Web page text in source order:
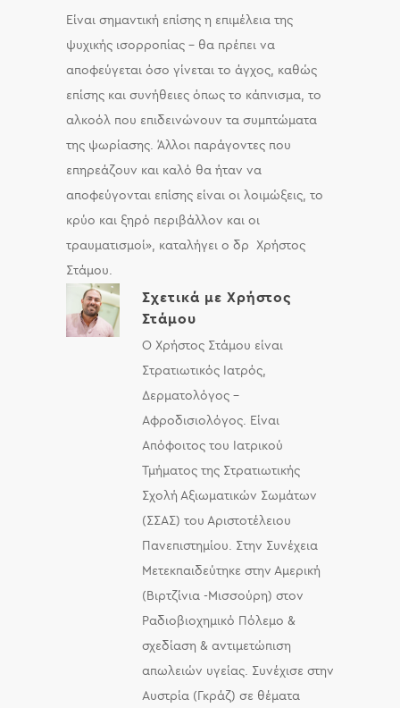
Είναι σημαντική επίσης η επιμέλεια της
ψυχικής ισορροπίας – θα πρέπει να
αποφεύγεται όσο γίνεται το άγχος, καθώς
επίσης και συνήθειες όπως το κάπνισμα, το
αλκοόλ που επιδεινώνουν τα συμπτώματα
της ψωρίασης. Άλλοι παράγοντες που
επηρεάζουν και καλό θα ήταν να
αποφεύγονται επίσης είναι οι λοιμώξεις, το
κρύο και ξηρό περιβάλλον και οι
τραυματισμοί», καταλήγει ο δρ Χρήστος
Στάμου.
Σχετικά με Χρήστος
Στάμου
Ο Χρήστος Στάμου είναι
Στρατιωτικός Ιατρός,
Δερματολόγος –
Αφροδισιολόγος. Είναι
Απόφοιτος του Ιατρικού
Τμήματος της Στρατιωτικής
Σχολή Αξιωματικών Σωμάτων
(ΣΣΑΣ) του Αριστοτέλειου
Πανεπιστημίου. Στην Συνέχεια
Μετεκπαιδεύτηκε στην Αμερική
(Βιρτζίνια -Μισσούρη) στον
Ραδιοβιοχημικό Πόλεμο &
σχεδίαση & αντιμετώπιση
απωλειών υγείας. Συνέχισε στην
Αυστρία (Γκράζ) σε θέματα